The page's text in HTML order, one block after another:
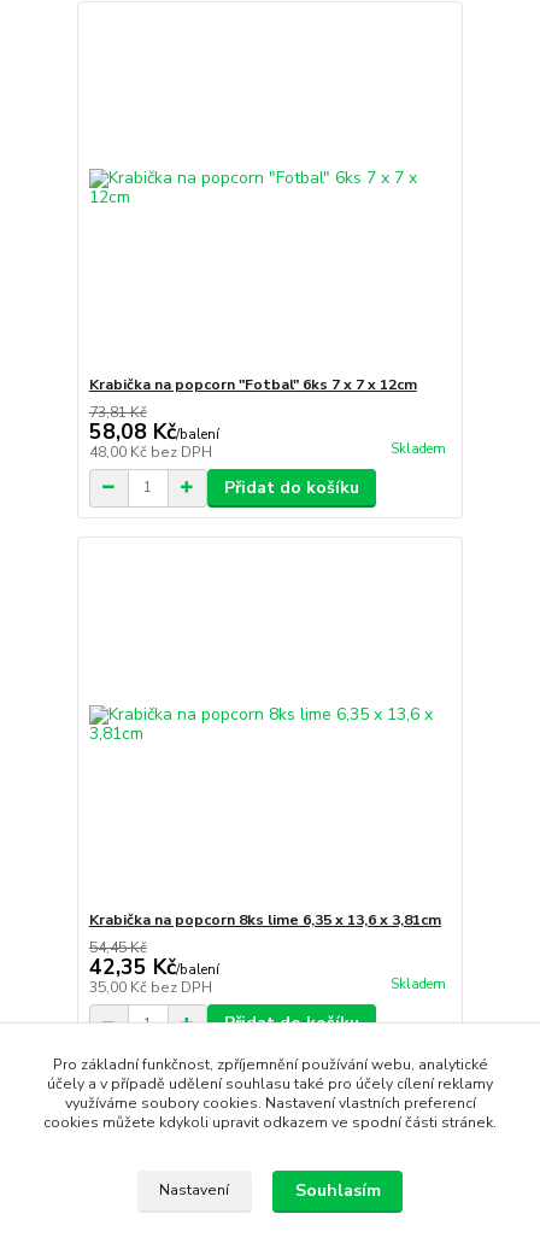
Krabička na popcorn "Fotbal" 6ks 7 x 7 x 12cm
73,81 Kč
58,08 Kč/balení
48,00 Kč bez DPH Skladem
Přidat do košíku
Krabička na popcorn 8ks lime 6,35 x 13,6 x 3,81cm
54,45 Kč
42,35 Kč/balení
35,00 Kč bez DPH Skladem
Přidat do košíku
Načíst další produkty (15)
Pro základní funkčnost, zpříjemnění používání webu, analytické
účely a v případě udělení souhlasu také pro účely cílení reklamy
využíváme soubory cookies. Nastavení vlastních preferencí
cookies můžete kdykoli upravit odkazem ve spodní části stránek.
Nastavení Souhlasím